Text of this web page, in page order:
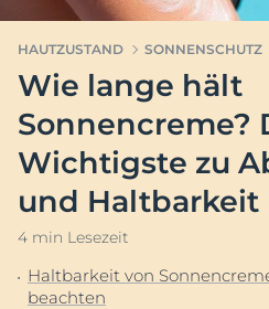
HAUTZUSTAND SONNENSCHUTZ
Wie lange hält
Sonnencreme?
Wichtigste zu
und Haltbarkeit
4 min Lesezeit
Haltbarkeit von
beachten